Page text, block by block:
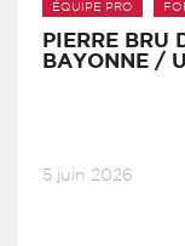
ÉQUIPE PRO
PIERRE BRU
BAYONNE /
5 juin 2026